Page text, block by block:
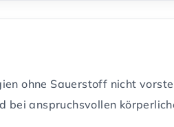
ohne Sauerstoff nicht
anspruchsvollen